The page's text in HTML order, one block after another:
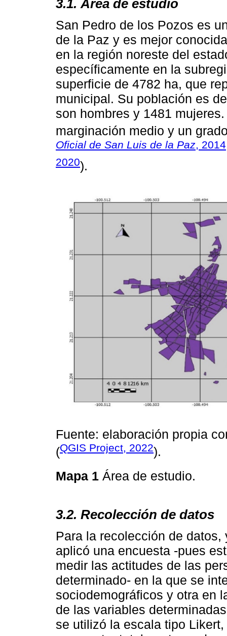
3.1. Área de estudio
San Pedro de los Pozos es
de la Paz y es mejor
en la región noreste del
específicamente en la
superficie de 4782 ha, que
municipal. Su población es
son hombres y 1481
marginación medio y un
Oficial de San Luis de la Paz, 2014
2020).
Fuente: elaboración propia
(QGIS Project, 2022).
Mapa 1 Área de estudio.
3.2. Recolección de datos
Para la recolección de
aplicó una encuesta -pues
medir las actitudes de las
determinado- en la que se
sociodemográficos y otra en
de las variables
se utilizó la escala tipo